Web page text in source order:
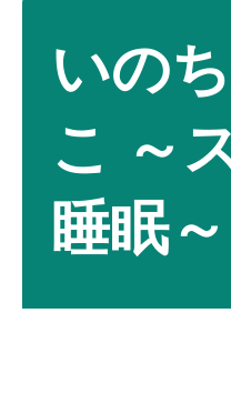
いの
こ ～
睡眠～